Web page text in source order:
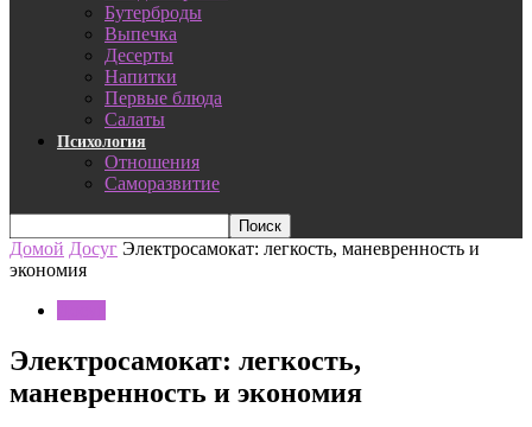
Бутерброды
Выпечка
Десерты
Напитки
Первые блюда
Салаты
Психология
Отношения
Саморазвитие
Домой Досуг Электросамокат: легкость, маневренность и
экономия
Электросамокат: легкость,
маневренность и экономия